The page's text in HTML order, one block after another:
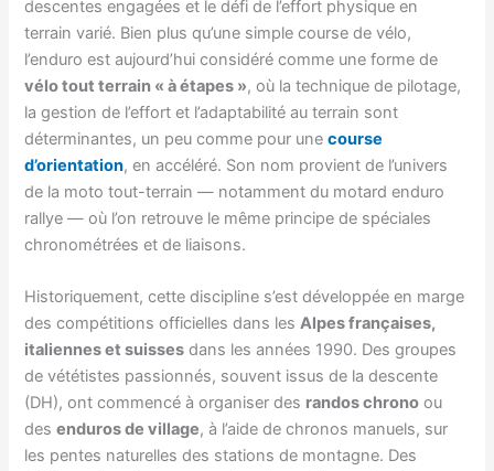
descentes engagées et le défi de l’effort physique en
terrain varié. Bien plus qu’une simple course de vélo,
l’enduro est aujourd’hui considéré comme une forme de
vélo tout terrain « à étapes », où la technique de pilotage,
la gestion de l’effort et l’adaptabilité au terrain sont
déterminantes, un peu comme pour unecourse
d’orientation, en accéléré. Son nom provient de l’univers
de la moto tout-terrain — notamment du motard enduro
rallye — où l’on retrouve le même principe de spéciales
chronométrées et de liaisons.
Historiquement, cette discipline s’est développée en marge
des compétitions officielles dans lesAlpes françaises,
italiennes et suisses dans les années 1990. Des groupes
de vététistes passionnés, souvent issus de la descente
(DH), ont commencé à organiser des randos chrono ou
desenduros de village, à l’aide de chronos manuels, sur
les pentes naturelles des stations de montagne. Des